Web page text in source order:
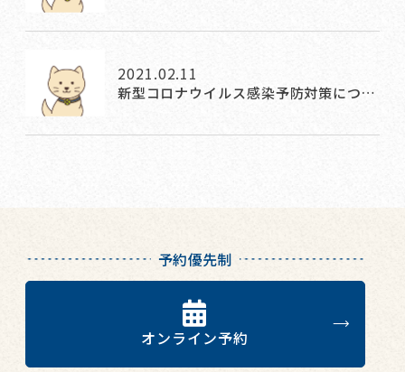
2021.02.11
新型コロナウイルス感染予防対策につ…
予約優先制
オンライン予約